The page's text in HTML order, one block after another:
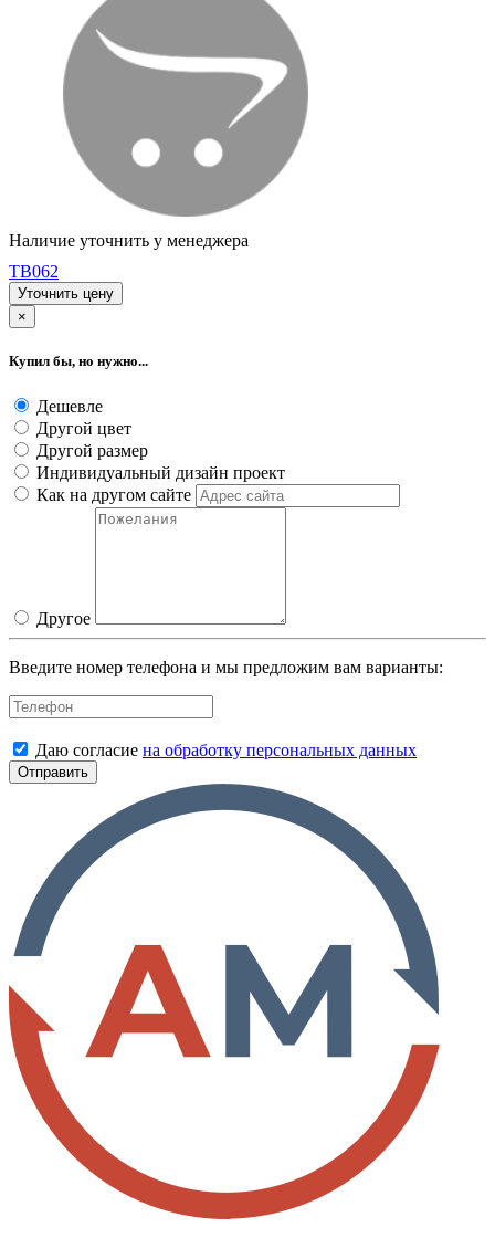
Наличие уточнить у менеджера
TB062
Уточнить цену
×
Купил бы, но нужно...
Дешевле
Другой цвет
Другой размер
Индивидуальный дизайн проект
Как на другом сайте
Другое
Введите номер телефона и мы предложим вам варианты:
Даю согласие на обработку персональных данных
Отправить